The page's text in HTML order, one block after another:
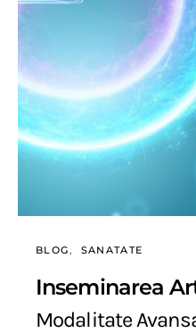
BLOG SANATATE
Inseminarea
Modalitate